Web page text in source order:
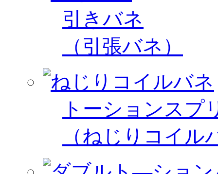
引きバネ
（引張バネ）
トーションスプ
（ねじりコイル